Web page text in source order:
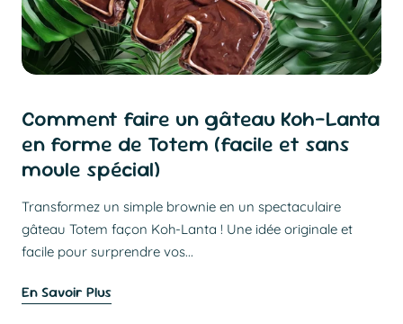
Comment faire un gâteau Koh-Lanta
en forme de Totem (facile et sans
moule spécial)
Transformez un simple brownie en un spectaculaire
gâteau Totem façon Koh-Lanta ! Une idée originale et
facile pour surprendre vos...
En Savoir Plus